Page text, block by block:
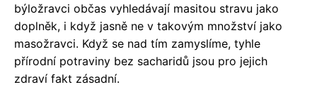
býložravci občas vyhledávají masitou stravu jako
doplněk, i když jasně ne v takovým množství jako
masožravci. Když se nad tím zamyslíme, tyhle
přírodní potraviny bez sacharidů jsou pro jejich
zdraví fakt zásadní.